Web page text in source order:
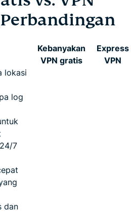
Kebanyakan
VPN gratis
Express
VPN
lokasi
log
7
dan